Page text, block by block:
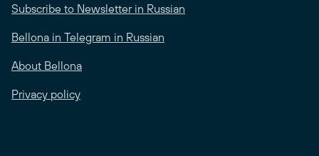
Subscribe to Newsletter in Russian
Bellona in Telegram in Russian
About Bellona
Privacy policy